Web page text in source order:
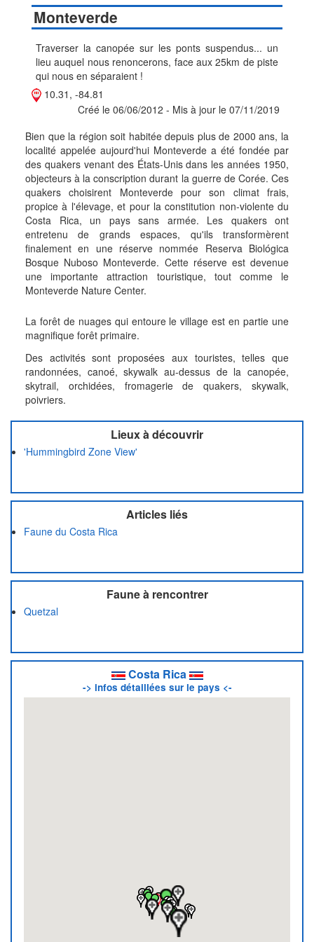
Monteverde
Traverser la canopée sur les ponts suspendus... un
lieu auquel nous renoncerons, face aux 25km de piste
qui nous en séparaient !
10.31, -84.81
Créé le 06/06/2012 - Mis à jour le 07/11/2019
Bien que la région soit habitée depuis plus de 2000 ans, la
localité appelée aujourd'hui Monteverde a été fondée par
des quakers venant des États-Unis dans les années 1950,
objecteurs à la conscription durant la guerre de Corée. Ces
quakers choisirent Monteverde pour son climat frais,
propice à l'élevage, et pour la constitution non-violente du
Costa Rica, un pays sans armée. Les quakers ont
entretenu de grands espaces, qu'ils transformèrent
finalement en une réserve nommée Reserva Biológica
Bosque Nuboso Monteverde. Cette réserve est devenue
une importante attraction touristique, tout comme le
Monteverde Nature Center.
La forêt de nuages qui entoure le village est en partie une
magnifique forêt primaire.
Des activités sont proposées aux touristes, telles que
randonnées, canoé, skywalk au-dessus de la canopée,
skytrail, orchidées, fromagerie de quakers, skywalk,
poivriers.
Lieux à découvrir
'Hummingbird Zone View'
Articles liés
Faune du Costa Rica
Faune à rencontrer
Quetzal
Costa Rica
-> infos détaillées sur le pays <-